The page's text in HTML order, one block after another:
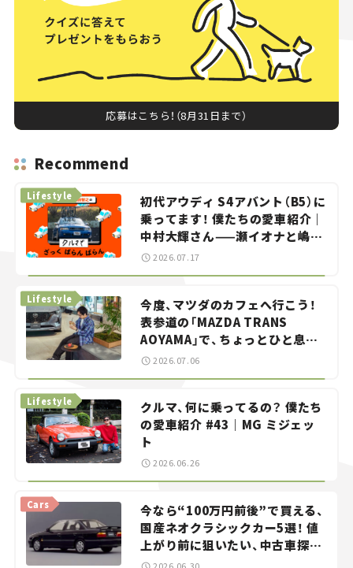
応募はこちら！（8月31日まで）
Recommend
初代アウディ S4アバント（B5）に
乗ってます！ 僕たちの愛車紹介｜
中村大輝さん——瀬イオナと嶋田
智之の「クルマでざっくばらんば
Lifestyle
2026.07.17
今度、マツダのカフェへ行こう！
表参道の「MAZDA TRANS
AOYAMA」で、ちょっとひと息。
——連載｜CCGとクルマでどうす
Lifestyle
2026.07.06
クルマ、何に乗ってるの？ 僕たち
の愛車紹介 #43｜MG ミジェッ
ト
Lifestyle
2026.06.26
今なら“100万円前後”で買える、
国産ネオクラシックカー5選！ 値
上がり前に狙いたい、中古車探し
をお手伝い――ちょっとイケてるマ
Cars
2026.06.30